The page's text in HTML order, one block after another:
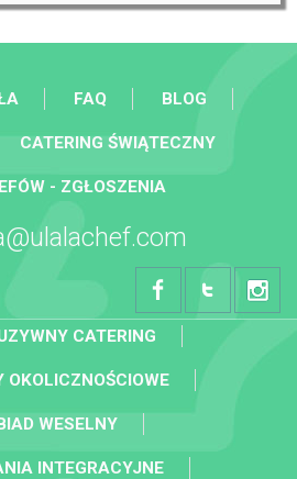
FAQ BLOG
CATERING ŚWIĄTECZNY
- ZGŁOSZENIA
CATERING
OKOLICZNOŚCIOWE
WESELNY
INTEGRACYJNE